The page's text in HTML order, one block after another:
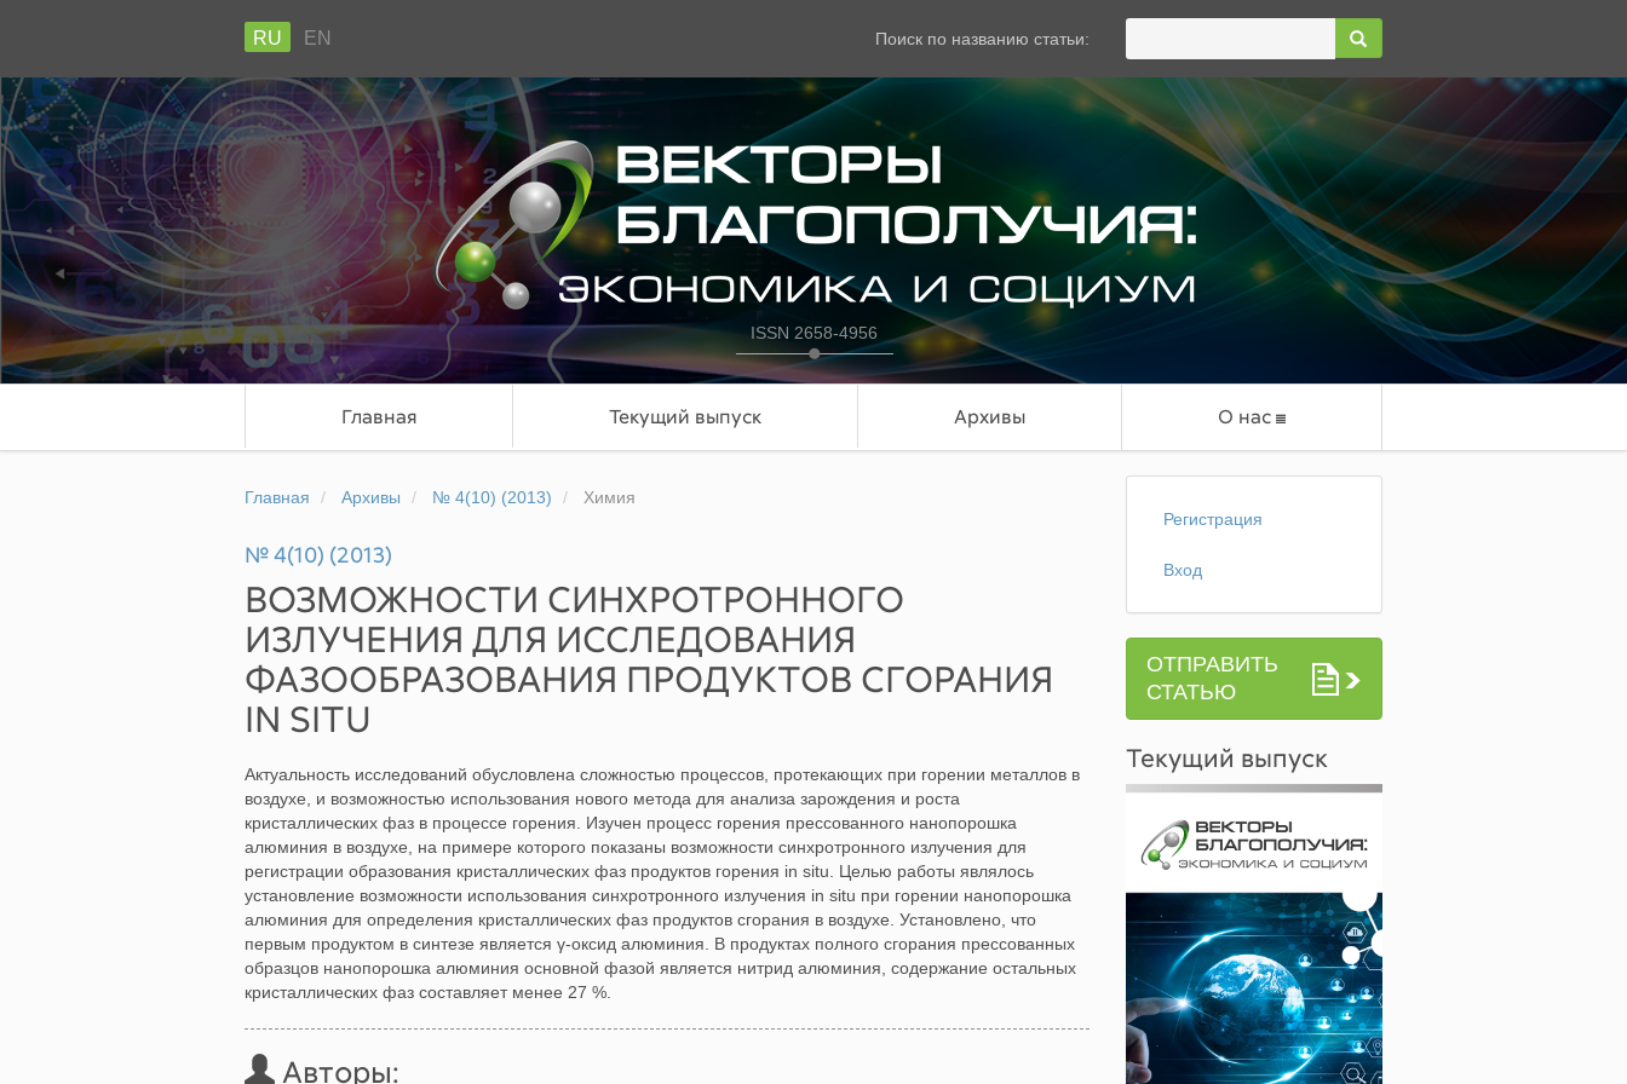
RU EN Поиск по названию статьи:
ISSN 2658-4956
Главная Текущий выпуск Архивы О нас
Главная Архивы № 4(10) (2013) Химия
№ 4(10) (2013)
ВОЗМОЖНОСТИ СИНХРОТРОННОГО
ИЗЛУЧЕНИЯ ДЛЯ ИССЛЕДОВАНИЯ
ФАЗООБРАЗОВАНИЯ ПРОДУКТОВ СГОРАНИЯ
IN SITU
Актуальность исследований обусловлена сложностью процессов, протекающих при горении металлов в
воздухе, и возможностью использования нового метода для анализа зарождения и роста
кристаллических фаз в процессе горения. Изучен процесс горения прессованного нанопорошка
алюминия в воздухе, на примере которого показаны возможности синхротронного излучения для
регистрации образования кристаллических фаз продуктов горения in situ. Целью работы являлось
установление возможности использования синхротронного излучения in situ при горении нанопорошка
алюминия для определения кристаллических фаз продуктов сгорания в воздухе. Установлено, что
первым продуктом в синтезе является γ-оксид алюминия. В продуктах полного сгорания прессованных
образцов нанопорошка алюминия основной фазой является нитрид алюминия, содержание остальных
кристаллических фаз составляет менее 27 %.
Авторы:
Регистрация
Вход
ОТПРАВИТЬ
СТАТЬЮ
Текущий выпуск